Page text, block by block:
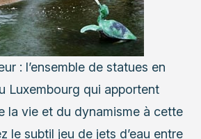
: l’ensemble de statues en
Luxembourg qui apportent
la vie et du dynamisme à cette
le subtil jeu de jets d’eau entre